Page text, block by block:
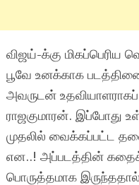
விஜய்-க்கு
பூவே உனக்காக
அவருடன்
ராஜகுமாரன். இப்போது
முதலில் வைக்கப்பட்ட
என..! அப்படத்தின்
பொருத்தமாக இருந்ததால்